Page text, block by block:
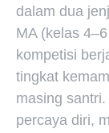
dalam dua
MA (kelas
kompetisi
tingkat
masing
percaya diri,